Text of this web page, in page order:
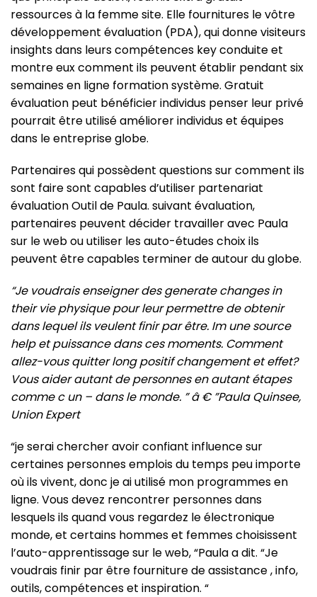
ressources à la femme site. Elle fournitures le vôtre
développement évaluation (PDA), qui donne visiteurs
insights dans leurs compétences key conduite et
montre eux comment ils peuvent établir pendant six
semaines en ligne formation système. Gratuit
évaluation peut bénéficier individus penser leur privé
pourrait être utilisé améliorer individus et équipes
dans le entreprise globe.
Partenaires qui possèdent questions sur comment ils
sont faire sont capables d’utiliser partenariat
évaluation Outil de Paula. suivant évaluation,
partenaires peuvent décider travailler avec Paula
sur le web ou utiliser les auto-études choix ils
peuvent être capables terminer de autour du globe.
“Je voudrais enseigner des generate changes in
their vie physique pour leur permettre de obtenir
dans lequel ils veulent finir par être. Im une source
help et puissance dans ces moments. Comment
allez-vous quitter long positif changement et effet?
Vous aider autant de personnes en autant étapes
comme c un – dans le monde. ” â € ”Paula Quinsee,
Union Expert
“je serai chercher avoir confiant influence sur
certaines personnes emplois du temps peu importe
où ils vivent, donc je ai utilisé mon programmes en
ligne. Vous devez rencontrer personnes dans
lesquels ils quand vous regardez le électronique
monde, et certains hommes et femmes choisissent
l’auto-apprentissage sur le web, “Paula a dit. “Je
voudrais finir par être fourniture de assistance , info,
outils, compétences et inspiration. “